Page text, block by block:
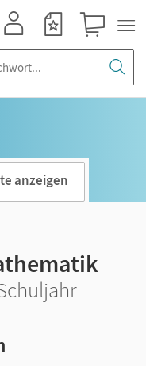
anzeigen